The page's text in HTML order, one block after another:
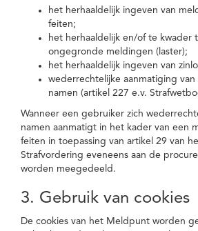
het herhaaldelijk ingeven van
feiten;
het herhaaldelijk en/of te kwader
ongegronde meldingen (laster);
het herhaaldelijk ingeven van
wederrechtelijke aanmatiging
namen (artikel 227 e.v.
Wanneer een gebruiker zich
namen aanmatigt in het kader van een
feiten in toepassing van artikel 29 van
Strafvordering eveneens aan de
worden meegedeeld.
3. Gebruik van cookies
De cookies van het Meldpunt worden